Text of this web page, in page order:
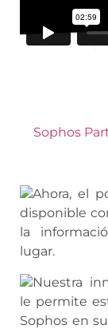
Sophos
Ahora, el
disponible
la
lugar.
Nuestra
le permite
Sophos en